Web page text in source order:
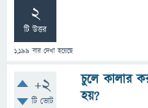
2
টি উত্তর
1,199 বার দেখা হয়েছে
+2
টি ভোট
চুলে কালার
হয়?